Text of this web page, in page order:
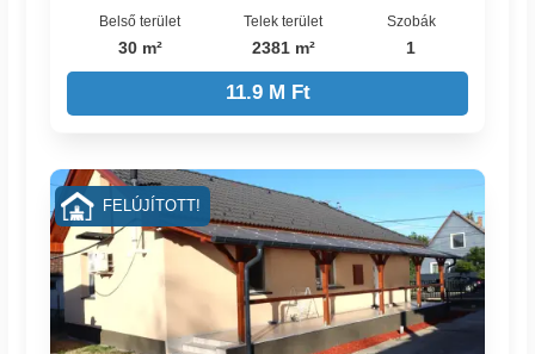
Belső terület
30 m²
Telek terület
2381 m²
Szobák
1
11.9 M Ft
FELÚJÍTOTT!